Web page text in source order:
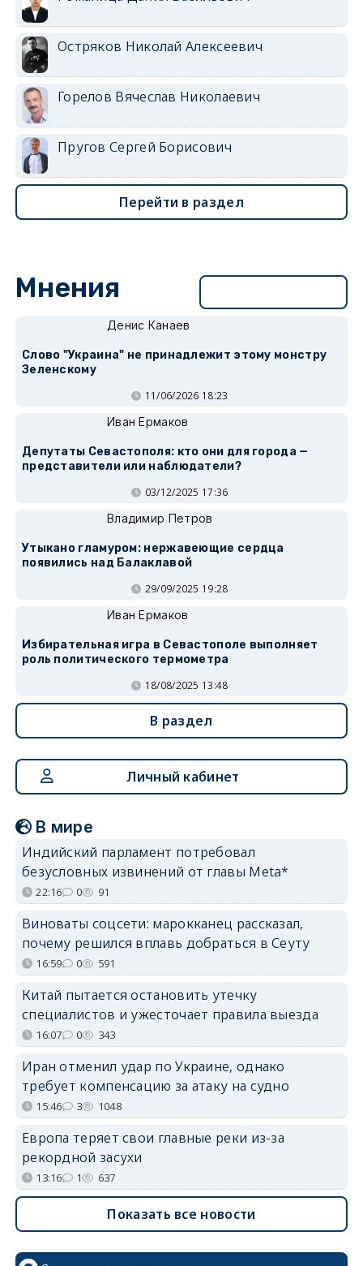
Остряков Николай Алексеевич
Горелов Вячеслав Николаевич
Пругов Сергей Борисович
Перейти в раздел
Мнения
Денис Канаев
Слово "Украина" не принадлежит этому монстру
Зеленскому
11/06/2026 18:23
Иван Ермаков
Депутаты Севастополя: кто они для города —
представители или наблюдатели?
03/12/2025 17:36
Владимир Петров
Утыкано гламуром: нержавеющие сердца
появились над Балаклавой
29/09/2025 19:28
Иван Ермаков
Избирательная игра в Севастополе выполняет
роль политического термометра
18/08/2025 13:48
В раздел
Личный кабинет
В мире
Индийский парламент потребовал
безусловных извинений от главы Meta*
22:16 0 91
Виноваты соцсети: марокканец рассказал,
почему решился вплавь добраться в Сеуту
16:59 0 591
Китай пытается остановить утечку
специалистов и ужесточает правила выезда
16:07 0 343
Иран отменил удар по Украине, однако
требует компенсацию за атаку на судно
15:46 3 1048
Европа теряет свои главные реки из-за
рекордной засухи
13:16 1 637
Показать все новости